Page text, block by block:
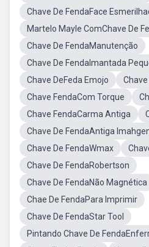
Chave De FendaFace
Martelo Mayle ComChave De
Chave De FendaManutenção
Chave De FendaImantada
Chave DeFeda Emojo
Chave FendaCom Torque
Chave FendaCarma Antiga
Chave De FendaAntiga
Chave De FendaWmax
Chave De FendaRobertson
Chave De FendaNão Magnética
Chae De FendaPara Imprimir
Chave De FendaStar Tool
Pintando Chave De